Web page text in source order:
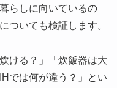
らしに向いているの
ついても検証します。
ける？」「炊飯器は大
では何が違う？」とい